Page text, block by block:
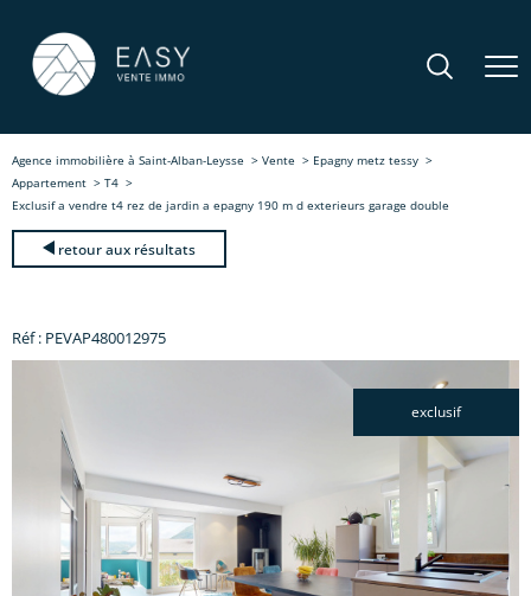
Agence immobilière à Saint-Alban-Leysse Vente
Epagny metz tessy
Appartement
T4
Exclusif a vendre t4 rez de jardin a epagny 190 m d exterieurs garage double
retour aux résultats
Réf : PEVAP480012975
exclusif